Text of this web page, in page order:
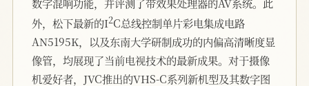
外，松下最新的I2C总线控制单片彩电集成电路
AN5195K，以及东南大学研制成功的内偏高清晰度显
像管，均展现了当前电视技术的最新成果。对于摄像
机爱好者，JVC推出的VHS-C系列新机型及其数字图